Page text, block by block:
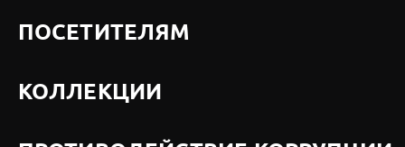
ПОСЕТИТЕЛЯМ
КОЛЛЕКЦИИ